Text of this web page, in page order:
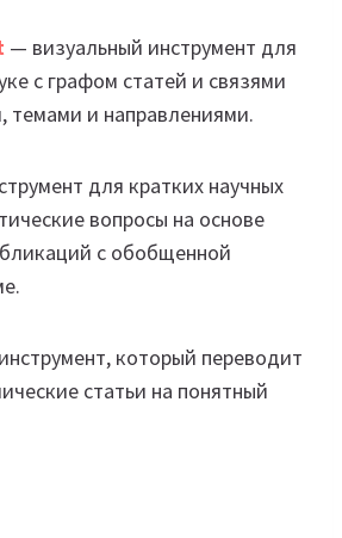
— визуальный инструмент для
с графом статей и связями
темами и направлениями.
для кратких научных
вопросы на основе
с обобщенной
который переводит
статьи на понятный